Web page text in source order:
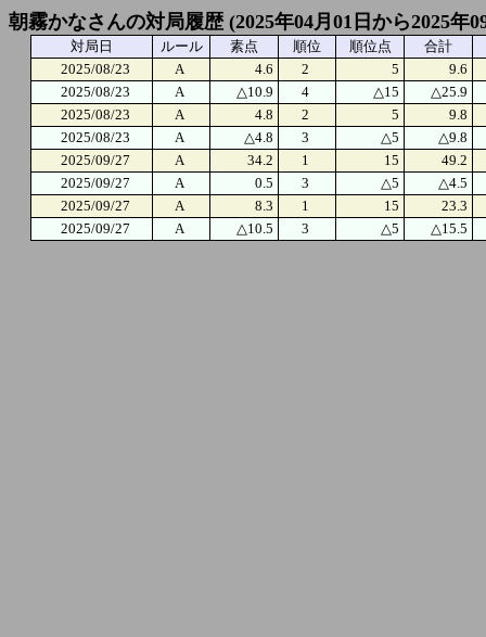
朝霧かなさんの対局履歴 (2025年04月01日から2025年
対局日 ルール 素点 順位 順位点
合計
2025/08/23
A 4.6 2 5
9.6
2025/08/23
A △10.9 4 △15
△25.9
2025/08/23
A 4.8 2 5
9.8
2025/08/23
A △4.8 3 △5
△9.8
2025/09/27
A 34.2 1 15
49.2
2025/09/27
A 0.5 3 △5
△4.5
2025/09/27
A 8.3 1 15
23.3
2025/09/27
A △10.5 3 △5 △15.5